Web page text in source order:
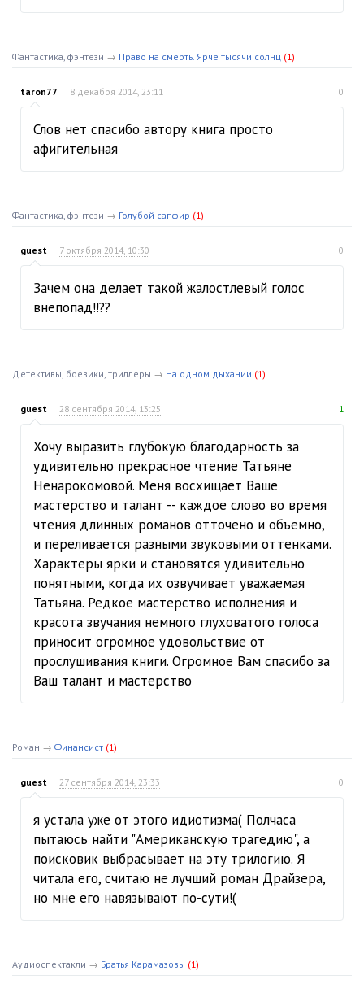
Фантастика, фэнтези → Право на смерть. Ярче тысячи солнц (1)
taron77 8 декабря 2014, 23:11 0
Слов нет спасибо автору книга просто
афигительная
Фантастика, фэнтези → Голубой сапфир (1)
guest 7 октября 2014, 10:30 0
Зачем она делает такой жалостлевый голос
внепопад!!??
Детективы, боевики, триллеры → На одном дыхании (1)
guest 28 сентября 2014, 13:25 1
Хочу выразить глубокую благодарность за
удивительно прекрасное чтение Татьяне
Ненарокомовой. Меня восхищает Ваше
мастерство и талант -- каждое слово во время
чтения длинных романов отточено и объемно,
и переливается разными звуковыми оттенками.
Характеры ярки и становятся удивительно
понятными, когда их озвучивает уважаемая
Татьяна. Редкое мастерство исполнения и
красота звучания немного глуховатого голоса
приносит огромное удовольствие от
прослушивания книги. Огромное Вам спасибо за
Ваш талант и мастерство
Роман → Финансист (1)
guest 27 сентября 2014, 23:33 0
я устала уже от этого идиотизма( Полчаса
пытаюсь найти "Американскую трагедию", а
поисковик выбрасывает на эту трилогию. Я
читала его, считаю не лучший роман Драйзера,
но мне его навязывают по-сути!(
Аудиоспектакли → Братья Карамазовы (1)